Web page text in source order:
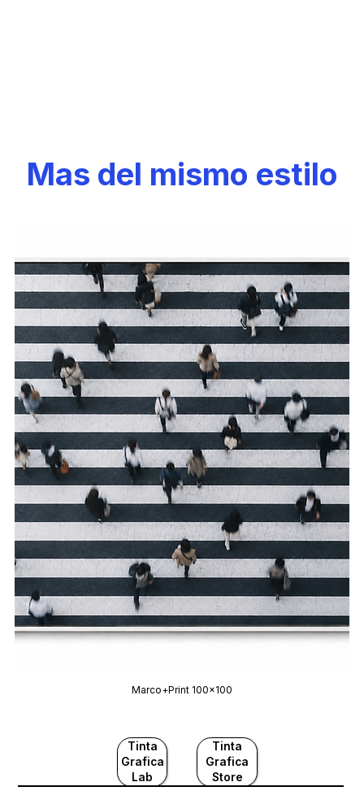
Mas del mismo estilo
Marco+Print 100x100
Tinta
Grafica
Lab
Tinta
Grafica
Store